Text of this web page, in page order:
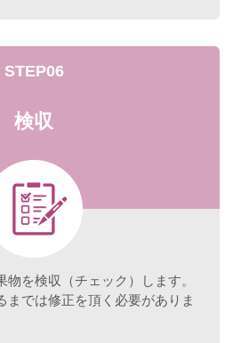
STEP06
検収
を検収（チェック）します。
では修正を頂く必要がありま